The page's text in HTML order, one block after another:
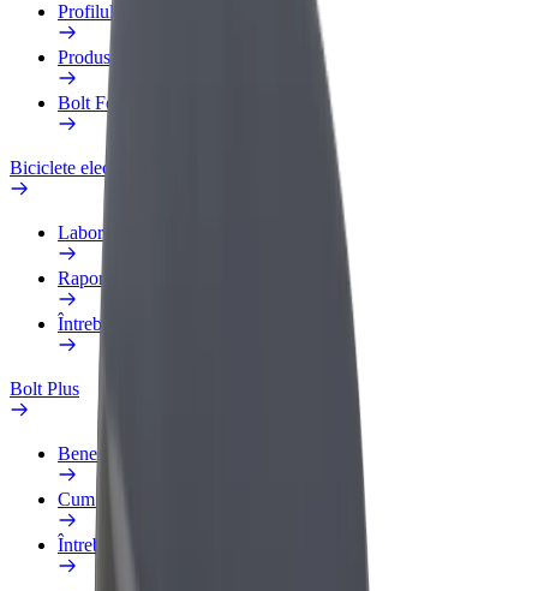
Profilul de Serviciu
Produse
Bolt Food for Business
Biciclete electrice
Laboratorul de siguranță
Raportează o problemă
Întrebări frecvente
Bolt Plus
Beneficii
Cum devii membru
Întrebări frecvente